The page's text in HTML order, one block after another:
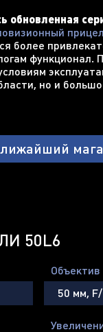
обновленная
более
функционал.
но и
50L6
Объектив
50 мм,